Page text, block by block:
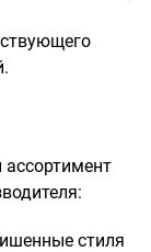
ассортимент
стиля